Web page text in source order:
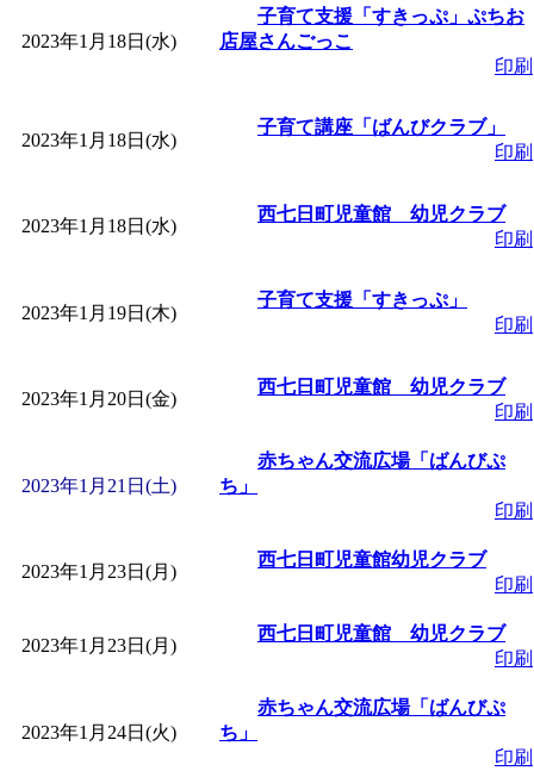
2023年1月18日(水)
子育て支援「すきっぷ」ぷちお
店屋さんごっこ
印刷
2023年1月18日(水)
子育て講座「ばんびクラブ」
印刷
2023年1月18日(水)
西七日町児童館 幼児クラブ
印刷
2023年1月19日(木)
子育て支援「すきっぷ」
印刷
2023年1月20日(金)
西七日町児童館 幼児クラブ
印刷
2023年1月21日(土)
赤ちゃん交流広場「ばんびぷ
ち」
印刷
2023年1月23日(月)
西七日町児童館幼児クラブ
印刷
2023年1月23日(月)
西七日町児童館 幼児クラブ
印刷
2023年1月24日(火)
赤ちゃん交流広場「ばんびぷ
ち」
印刷